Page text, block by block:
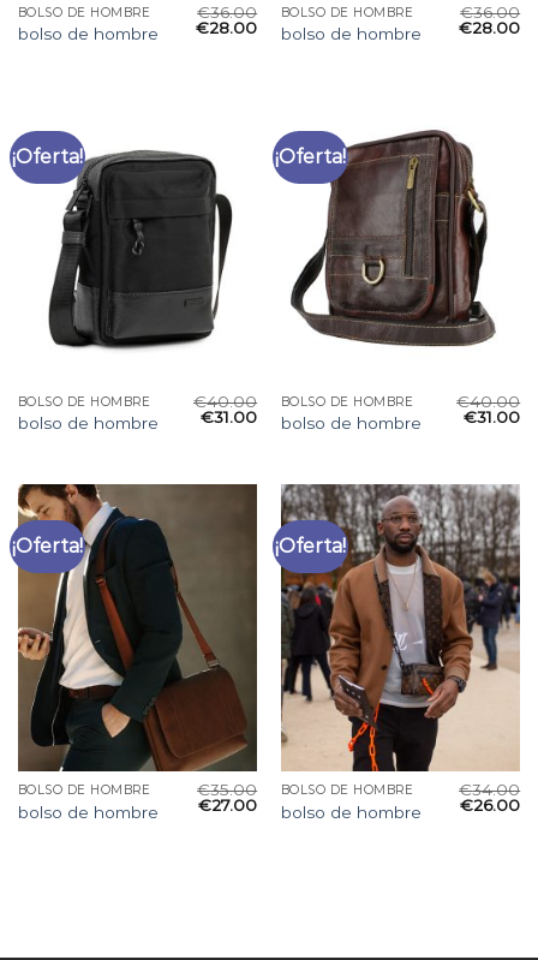
BOLSO DE HOMBRE
bolso de hombre
€36.00
€28.00
BOLSO DE HOMBRE
bolso de hombre
€36.00
€28.00
¡Oferta!
BOLSO DE HOMBRE
bolso de hombre
€40.00
€31.00
¡Oferta!
BOLSO DE HOMBRE
bolso de hombre
€40.00
€31.00
¡Oferta!
BOLSO DE HOMBRE
bolso de hombre
€35.00
€27.00
¡Oferta!
BOLSO DE HOMBRE
bolso de hombre
€34.00
€26.00